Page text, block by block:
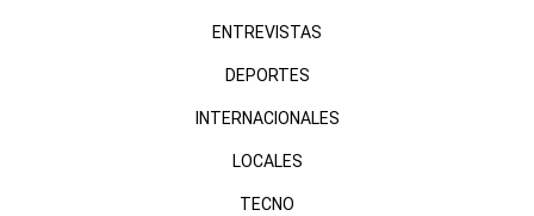
ENTREVISTAS
DEPORTES
INTERNACIONALES
LOCALES
TECNO